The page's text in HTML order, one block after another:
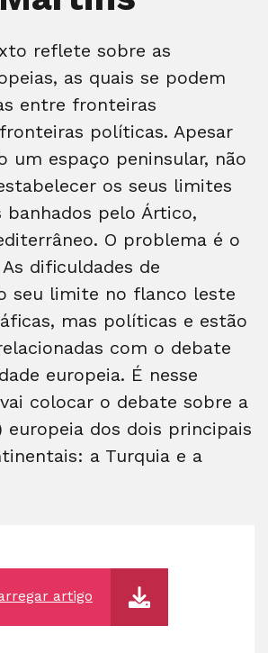
reflete sobre as
as quais se podem
entre fronteiras
políticas. Apesar
um espaço peninsular, não
os seus limites
banhados pelo Ártico,
O problema é o
dificuldades de
seu limite no flanco leste
mas políticas e estão
com o debate
europeia. É nesse
colocar o debate sobre a
europeia dos dois principais
a Turquia e a
artigo